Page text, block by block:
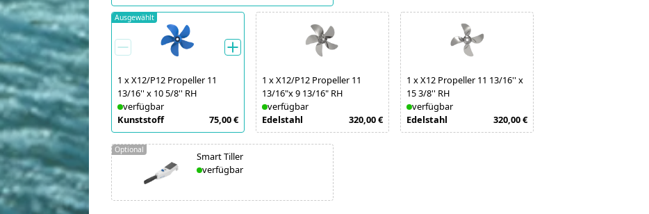
1 xX12/P12 Propeller 11
13/16'' x 10 5/8'' RH
verfügbar
Kunststoff
75,00 €
Ausgewählt
1 xX12/P12 Propeller 11
13/16"x 9 13/16" RH
verfügbar
Edelstahl
320,00 €
1 xX12 Propeller 11 13/16'' x
15 3/8'' RH
verfügbar
Edelstahl
320,00 €
Smart Tiller
verfügbar
Optional